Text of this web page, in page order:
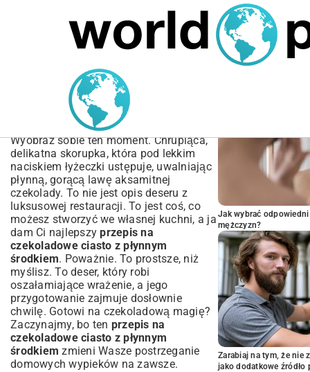
MARIUSZ ŁAMAGA 04.10.2025
Przepis na czekoladowe
ciasto z płynnym
środkiem | Prosty deser
Wyobraź sobie ten moment. Chrupiąca,
delikatna skorupka, która pod lekkim
naciskiem łyżeczki ustępuje, uwalniając
płynną, gorącą lawę aksamitnej
czekolady. To nie jest opis deseru z
luksusowej restauracji. To jest coś, co
możesz stworzyć we własnej kuchni, a ja
dam Ci najlepszyprzepis na
czekoladowe ciasto z płynnym
środkiem. Poważnie. To prostsze, niż
myślisz. To deser, który robi
oszałamiające wrażenie, a jego
przygotowanie zajmuje dosłownie
chwilę. Gotowi na czekoladową magię?
Zaczynajmy, bo ten przepis na
czekoladowe ciasto z płynnym
środkiem zmieni Wasze postrzeganie
domowych wypieków na zawsze.
Jak wybrać
mężczyzn?
Zarabiaj na tym, że nie
jako dodatkowe